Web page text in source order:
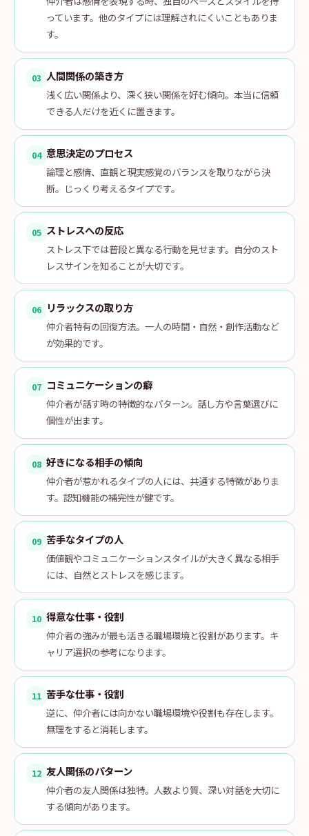
っています。他のタイプには理解されにくいこともありま
す。
03 人間関係の築き方
浅く広い関係より、深く狭い関係を好む傾向。本当に信頼
できる人だけを近くに置きます。
04 意思決定のプロセス
論理と感情、直観と現実感覚のバランスを取りながら決
断。じっくり考えるタイプです。
05 ストレスへの反応
ストレス下では普段と異なる行動を見せます。自分のスト
レスサインを知ることが大切です。
06 リラックスの取り方
仲介者特有の回復方法。一人の時間・自然・創作活動など
が効果的です。
07 コミュニケーションの癖
仲介者が話す時の特徴的なパターン。話し方や言葉選びに
個性が出ます。
08 好きになる相手の傾向
仲介者が惹かれるタイプの人には、共通する特徴がありま
す。認知機能の補完性が鍵です。
09 苦手なタイプの人
価値観やコミュニケーションスタイルが大きく異なる相手
には、自然とストレスを感じます。
10 得意な仕事・役割
仲介者の強みが最も活きる職場環境と役割があります。キ
ャリア選択の参考になります。
11 苦手な仕事・役割
逆に、仲介者には向かない職場環境や役割も存在します。
無理をすると消耗します。
12 友人関係のパターン
仲介者の友人関係は独特。人数より質、深い対話を大切に
する傾向があります。